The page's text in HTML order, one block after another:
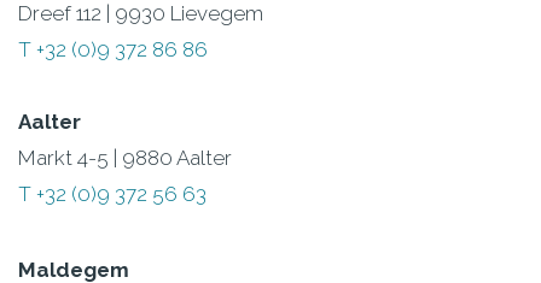
Dreef 112 | 9930 Lievegem
T +32 (0)9 372 86 86
Aalter
Markt 4-5 | 9880 Aalter
T +32 (0)9 372 56 63
Maldegem